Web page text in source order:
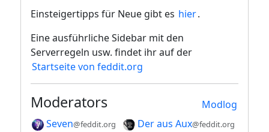
Einsteigertipps für Neue gibt es hier.
Eine ausführliche Sidebar mit den
Serverregeln usw. findet ihr auf der
Startseite von feddit.org
Modlog
Moderators
Seven@feddit.org Der aus Aux@feddit.org